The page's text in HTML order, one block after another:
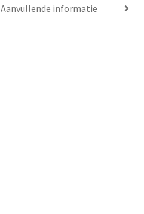
Aanvullende informatie